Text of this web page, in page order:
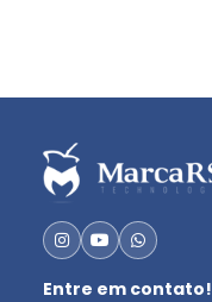
Entre em contato!